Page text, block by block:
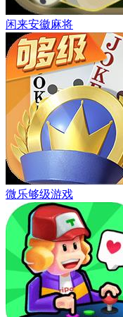
闲来安徽麻将
微乐够级游戏